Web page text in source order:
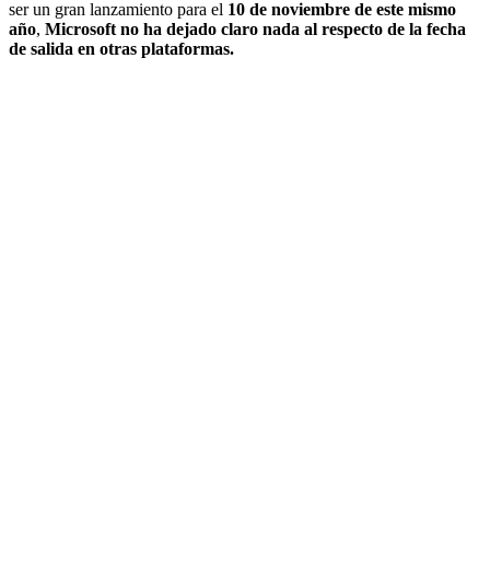
ser un gran lanzamiento para el 10 de noviembre de este mismo
año, Microsoft no ha dejado claro nada al respecto de la fecha
de salida en otras plataformas.